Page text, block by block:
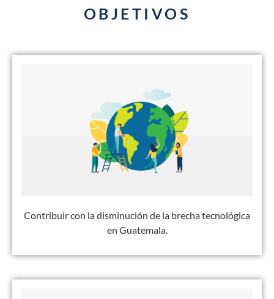
OBJETIVOS
Contribuir con la disminución de la brecha tecnológica
en Guatemala.